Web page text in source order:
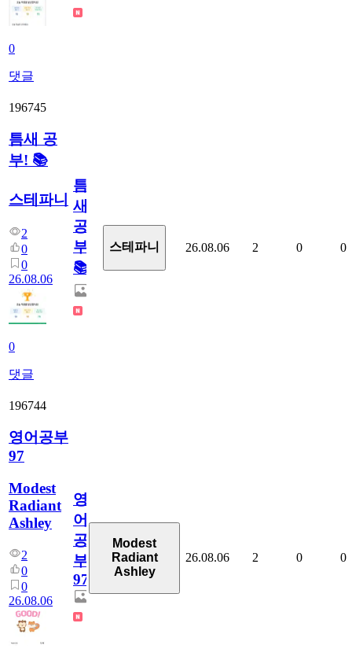
0
댓글
196745
틈새 공
부! 📚
스테파니
2
0
0
26.08.06
0
댓글
틈
새
공
부!
📚
스테파니 26.08.06 2 0 0
196744
영어공부
97
Modest
Radiant
Ashley
2
0
0
26.08.06
영
어
공
부
97
Modest
Radiant
Ashley
26.08.06 2 0 0